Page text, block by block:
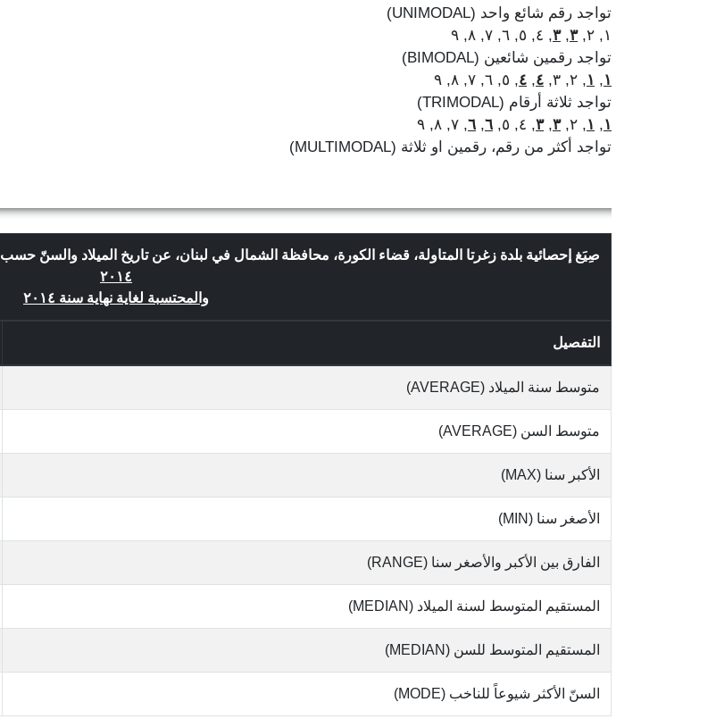
تواجد رقم شائع واحد (UNIMODAL)
١, ٢,
٣,٣, ٤, ٥, ٦, ٧, ٨, ٩
تواجد رقمين شائعين (BIMODAL)
١, ١, ٢, ٣, ٤, ٤, ٥, ٦, ٧, ٨, ٩
تواجد ثلاثة أرقام (TRIMODAL)
١, ١, ٢, ٣,٣, ٤, ٥, ٦, ٦, ٧, ٨, ٩
تواجد أكثر من رقم، رقمين او ثلاثة (MULTIMODAL)
صِيَغ إحصائية بلدة زغرتا المتاولة، قضاء الكورة، محافظة الشمال في لبنان، عن تاريخ الميلاد والسنّ حسب
٢٠١٤
والمحتسبة لغاية نهاية سنة ٢٠١٤
التفصيل
متوسط سنة الميلاد (AVERAGE)
متوسط السن (AVERAGE)
الأكبر سنا (MAX)
الأصغر سنا (MIN)
الفارق بين الأكبر والأصغر سنا (RANGE)
المستقيم المتوسط لسنة الميلاد (MEDIAN)
المستقيم المتوسط للسن (MEDIAN)
السنّ الأكثر شيوعاً للناخب (MODE)